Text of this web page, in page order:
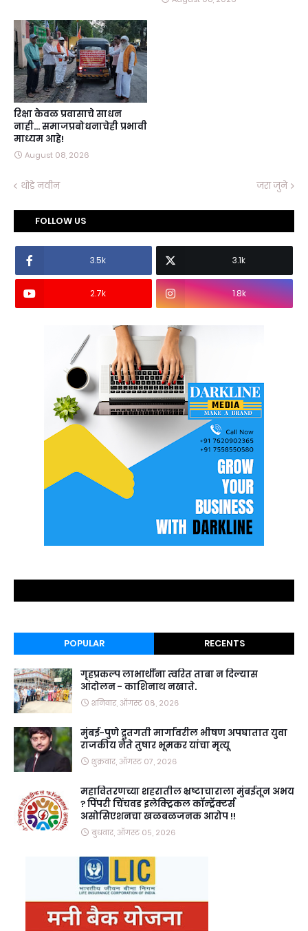
रिक्षा केवळ प्रवासाचे साधन
नाही… समाजप्रबोधनाचेही प्रभावी
माध्यम आहे!
August 08, 2026
थोडे नवीन जरा जुने
FOLLOW US
3.5k 3.1k
2.7k 1.8k
POPULAR RECENTS
गृहप्रकल्प लाभार्थींना त्वरित ताबा न दिल्यास
आंदोलन - काशिनाथ नखाते.
शनिवार, ऑगस्ट ०८, २०२६
मुंबई-पुणे द्रुतगती मार्गावरील भीषण अपघातात युवा
राजकीय नेते तुषार भूमकर यांचा मृत्यू
शुक्रवार, ऑगस्ट ०७, २०२६
महावितरणच्या शहरातील भ्रष्टाचाराला मुंबईतून अभय
? पिंपरी चिंचवड इलेक्ट्रिकल कॉन्ट्रॅक्टर्स
असोसिएशनचा खळबळजनक आरोप !!
बुधवार, ऑगस्ट ०५, २०२६